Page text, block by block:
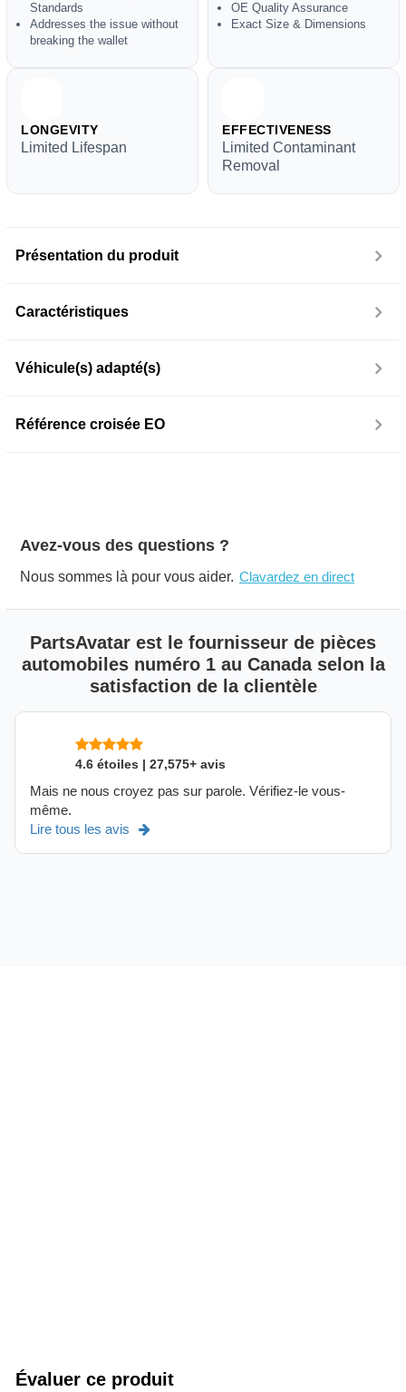
Standards
Addresses the issue without
breaking the wallet
OE Quality Assurance
Exact Size & Dimensions
LONGEVITY
Limited Lifespan
EFFECTIVENESS
Limited Contaminant
Removal
Présentation du produit
Caractéristiques
Véhicule(s) adapté(s)
Référence croisée EO
Avez-vous des questions ?
Nous sommes là pour vous aider. Clavardez en direct
PartsAvatar est le fournisseur de pièces
automobiles numéro 1 au Canada selon la
satisfaction de la clientèle
4.6 étoiles | 27,575+ avis
Mais ne nous croyez pas sur parole. Vérifiez-le vous-
même.
Lire tous les avis
Évaluer ce produit